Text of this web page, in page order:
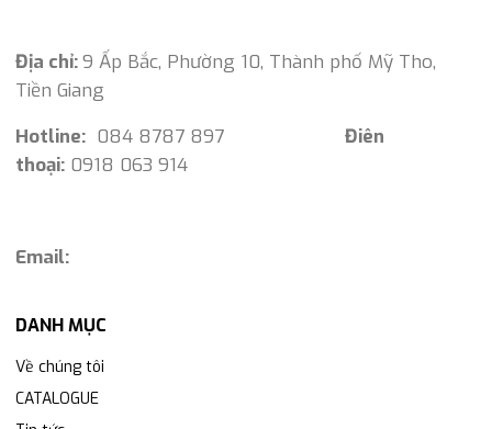
Địa chỉ:9 Ấp Bắc, Phường 10, Thành phố Mỹ Tho,
Tiền Giang
Hotline: 084 8787 897 Điên
thoại: 0918 063 914
Email:
DANH MỤC
Về chúng tôi
CATALOGUE